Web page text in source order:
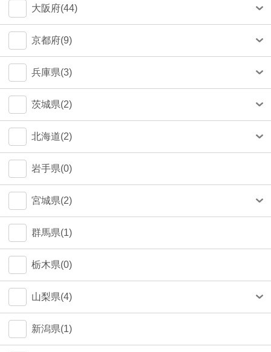
千代田区(55)
中央区(50)
品川区(30)
豊島区(14)
目黒区(14)
文京区(12)
世田谷区(7)
台東区(5)
鎌倉市(1)
大和市(0)
千葉市(0)
さいたま市(4)
大阪府(44)
大阪市(39)
豊中市(3)
吹田市(1)
京都府(9)
京都市(9)
兵庫県(3)
神戸市(1)
茨城県(2)
つくば市(1)
北海道(2)
札幌市(1)
岩手県(0)
宮城県(2)
仙台市(2)
群馬県(1)
栃木県(0)
山梨県(4)
甲府市(4)
新潟県(1)